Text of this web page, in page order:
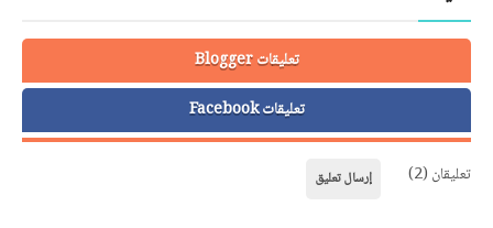
تعليقات Blogger
تعليقات Facebook
تعليقان (2) إرسال تعليق